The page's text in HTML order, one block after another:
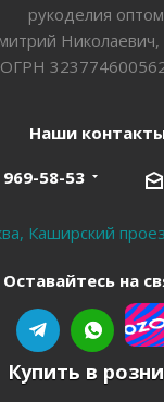
рукоделия
ОГРН
Наши
58-53
Каширский
Оставайтесь на
Купить в